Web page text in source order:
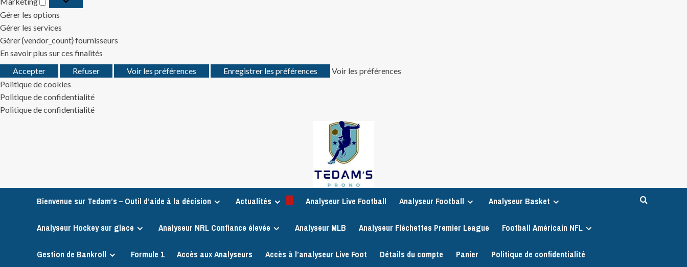
Marketing
Gérer les options
Gérer les services
Gérer {vendor_count} fournisseurs
En savoir plus sur ces finalités
Accepter
Refuser Voir les préférences Enregistrer les préférences
Voir les préférences
Politique de cookies
Politique de confidentialité
Politique de confidentialité
Bienvenue sur Tedam’s – Outil d’aide à la décision Actualités Analyseur Live Football Analyseur Football Analyseur Basket
Analyseur Hockey sur glace Analyseur NRL Confiance élevée Analyseur MLB Analyseur Fléchettes Premier League Football Américain NFL
Gestion de Bankroll Formule 1 Accès aux Analyseurs Accès à l’analyseur Live Foot Détails du compte Panier Politique de confidentialité